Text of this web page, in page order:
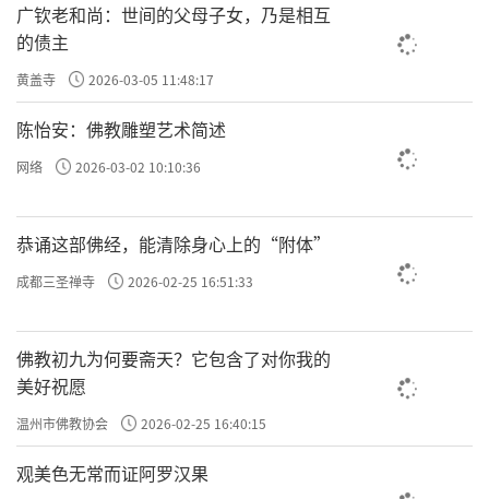
广钦老和尚：世间的父母子女，乃是相互
的债主
黄盖寺 2026-03-05 11:48:17
陈怡安：佛教雕塑艺术简述
网络 2026-03-02 10:10:36
恭诵这部佛经，能清除身心上的“附体”
成都三圣禅寺 2026-02-25 16:51:33
佛教初九为何要斋天？它包含了对你我的
美好祝愿
温州市佛教协会 2026-02-25 16:40:15
观美色无常而证阿罗汉果